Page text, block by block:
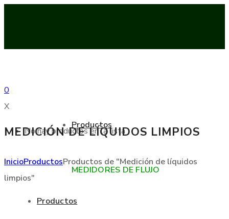
0
X
No hay productos en la lista
Productos
Productos
MEDIDORES DE FLUJO
MEDICIÓN DE LÍQUIDOS LIMPIOS
InicioProductosProductos de "Medición de líquidos
limpios"